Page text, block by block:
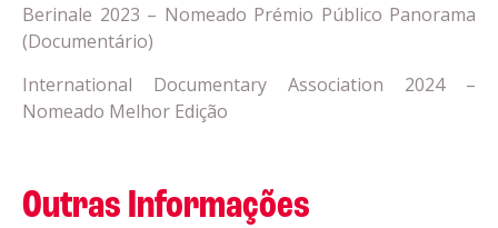
Berinale 2023 – Nomeado Prémio Público Panorama
(Documentário)
International Documentary Association 2024 –
Nomeado Melhor Edição
Outras Informações